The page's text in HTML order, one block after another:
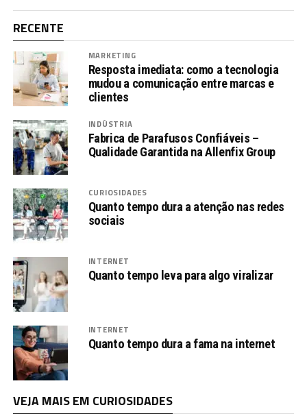
RECENTE
MARKETING
Resposta imediata: como a tecnologia
mudou a comunicação entre marcas e
clientes
INDÚSTRIA
Fabrica de Parafusos Confiáveis –
Qualidade Garantida na Allenfix Group
CURIOSIDADES
Quanto tempo dura a atenção nas redes
sociais
INTERNET
Quanto tempo leva para algo viralizar
INTERNET
Quanto tempo dura a fama na internet
VEJA MAIS EM CURIOSIDADES